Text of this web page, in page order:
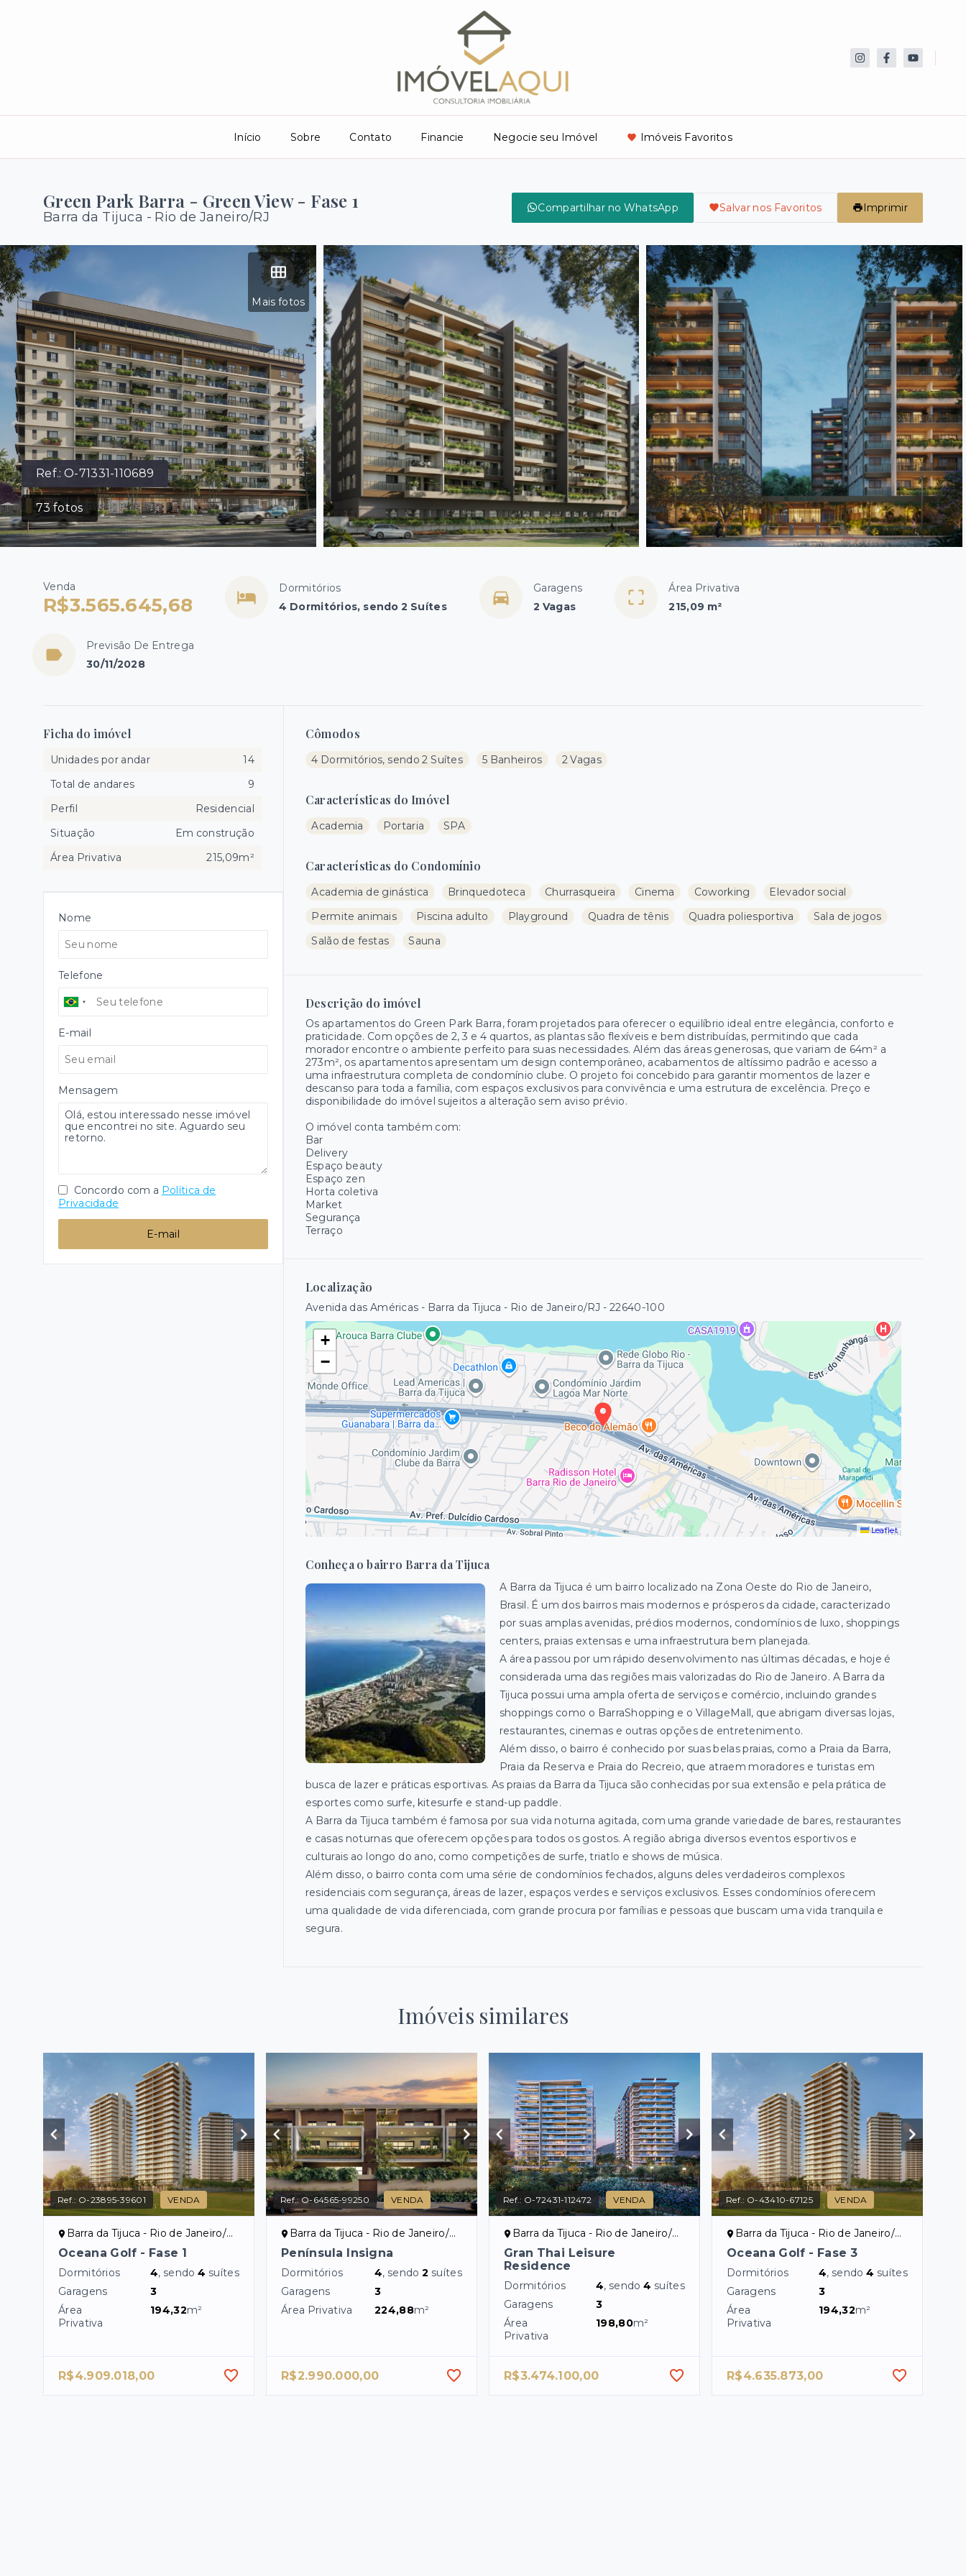
Início Sobre Contato Financie Negocie seu Imóvel Imóveis Favoritos
Green Park Barra - Green View - Fase 1
Barra da Tijuca - Rio de Janeiro/RJ
Compartilhar no WhatsApp Salvar nos Favoritos Imprimir
Ref.:O-71331-110689
73 fotos
Mais fotos
Venda
R$3.565.645,68
Dormitórios
4 Dormitórios, sendo 2 Suítes
Garagens
2 Vagas
Área Privativa
215,09 m²
Previsão De Entrega
30/11/2028
Cômodos
4 Dormitórios, sendo 2 Suítes 5 Banheiros 2 Vagas
Características do Imóvel
Academia Portaria SPA
Características do Condomínio
Academia de ginástica Brinquedoteca Churrasqueira Cinema Coworking
Elevador social
Permite animais
Piscina adulto Playground Quadra de tênis Quadra poliesportiva
Sala de jogos
Salão de festas
Sauna
Descrição do imóvel
Os apartamentos do Green Park Barra, foram projetados para oferecer o equilíbrio ideal entre elegância, conforto e
praticidade. Com opções de 2, 3 e 4 quartos, as plantas são flexíveis e bem distribuídas, permitindo que cada
morador encontre o ambiente perfeito para suas necessidades. Além das áreas generosas, que variam de 64m² a
273m², os apartamentos apresentam um design contemporâneo, acabamentos de altíssimo padrão e acesso a
uma infraestrutura completa de condomínio clube. O projeto foi concebido para garantir momentos de lazer e
descanso para toda a família, com espaços exclusivos para convivência e uma estrutura de excelência. Preço e
disponibilidade do imóvel sujeitos a alteração sem aviso prévio.
O imóvel conta também com:
Bar
Delivery
Espaço beauty
Espaço zen
Horta coletiva
Market
Segurança
Terraço
Localização
Avenida das Américas - Barra da Tijuca - Rio de Janeiro/RJ - 22640-100
+
−
Leaflet
Conheça o bairro Barra da Tijuca
A Barra da Tijuca é um bairro localizado na Zona Oeste do Rio de Janeiro,
Brasil. É um dos bairros mais modernos e prósperos da cidade, caracterizado
por suas amplas avenidas, prédios modernos, condomínios de luxo, shoppings
centers, praias extensas e uma infraestrutura bem planejada.
A área passou por um rápido desenvolvimento nas últimas décadas, e hoje é
considerada uma das regiões mais valorizadas do Rio de Janeiro. A Barra da
Tijuca possui uma ampla oferta de serviços e comércio, incluindo grandes
shoppings como o BarraShopping e o VillageMall, que abrigam diversas lojas,
restaurantes, cinemas e outras opções de entretenimento.
Além disso, o bairro é conhecido por suas belas praias, como a Praia da Barra,
Praia da Reserva e Praia do Recreio, que atraem moradores e turistas em
busca de lazer e práticas esportivas. As praias da Barra da Tijuca são conhecidas por sua extensão e pela prática de
esportes como surfe, kitesurfe e stand-up paddle.
A Barra da Tijuca também é famosa por sua vida noturna agitada, com uma grande variedade de bares, restaurantes
e casas noturnas que oferecem opções para todos os gostos. A região abriga diversos eventos esportivos e
culturais ao longo do ano, como competições de surfe, triatlo e shows de música.
Além disso, o bairro conta com uma série de condomínios fechados, alguns deles verdadeiros complexos
residenciais com segurança, áreas de lazer, espaços verdes e serviços exclusivos. Esses condomínios oferecem
uma qualidade de vida diferenciada, com grande procura por famílias e pessoas que buscam uma vida tranquila e
segura.
Ficha do imóvel
Unidades por andar
14
Total de andares
9
Perfil
Residencial
Situação
Em construção
Área Privativa
215,09m²
Nome
Telefone
E-mail
Mensagem
Concordo com a Política de
Privacidade
E-mail
Imóveis similares
Ref.: O-23895-39601 VENDA
Barra da Tijuca - Rio de Janeiro/RJ
Oceana Golf - Fase 1
Dormitórios 4, sendo4 suítes
Garagens
3
Área
Privativa
194,32m²
R$4.909.018,00
Ref.:O-64565-99250 VENDA
Barra da Tijuca - Rio de Janeiro/RJ
Península Insigna
Dormitórios 4, sendo2 suítes
Garagens
3
Área Privativa
224,88m²
R$2.990.000,00
Ref.: O-72431-112472 VENDA
Barra da Tijuca - Rio de Janeiro/RJ
Gran Thai Leisure
Residence
Dormitórios 4, sendo4 suítes
Garagens
3
Área
Privativa
198,80m²
R$3.474.100,00
Ref.: O-43410-67125 VENDA
Barra da Tijuca - Rio de Janeiro/RJ
Oceana Golf - Fase 3
Dormitórios 4, sendo4 suítes
Garagens
3
Área
Privativa
194,32m²
R$4.635.873,00